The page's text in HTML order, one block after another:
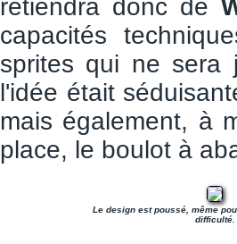
retiendra donc de
capacités
sprites qui ne sera
l'idée était
mais également, à
place, le boulot à
Le design est poussé, même
difficulté.